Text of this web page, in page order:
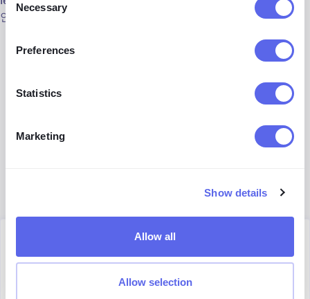
Selection
Necessary
Preferences
Statistics
Marketing
Show details
Allow all
Allow selection
안들이 있습니다:
Google Lens
Copyseeker
Julia Mykhailiuk